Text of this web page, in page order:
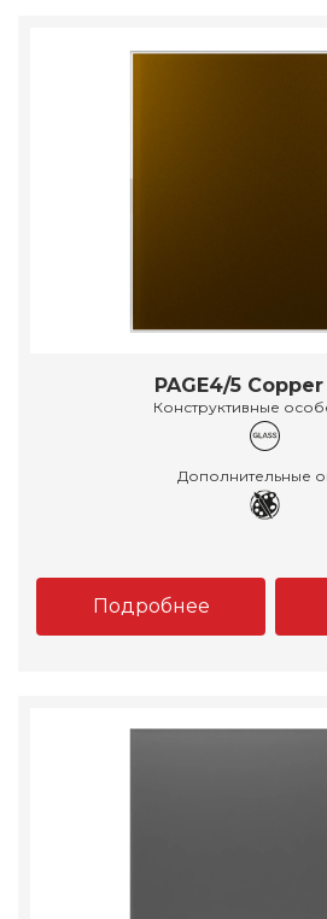
PAGE4/5
Конструктивные
Дополнительные
Подробнее